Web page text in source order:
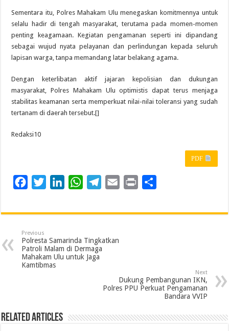
Sementara itu, Polres Mahakam Ulu menegaskan komitmennya untuk
selalu hadir di tengah masyarakat, terutama pada momen-momen
penting keagamaan. Kegiatan pengamanan seperti ini dipandang
sebagai wujud nyata pelayanan dan perlindungan kepada seluruh
lapisan warga, tanpa memandang latar belakang agama.
Dengan keterlibatan aktif jajaran kepolisian dan dukungan
masyarakat, Polres Mahakam Ulu optimistis dapat terus menjaga
stabilitas keamanan serta memperkuat nilai-nilai toleransi yang sudah
tertanam di daerah tersebut.[]
Redaksi10
PDF
c
b
o
o
i
t
e
r
n
e
d
W
a
s
A
l
g
r
a
i
a
Previous
Polresta Samarinda Tingkatkan
Patroli Malam di Dermaga
Mahakam Ulu untuk Jaga
Kamtibmas
Next
Dukung Pembangunan IKN,
Polres PPU Perkuat Pengamanan
Bandara VVIP
Related Articles